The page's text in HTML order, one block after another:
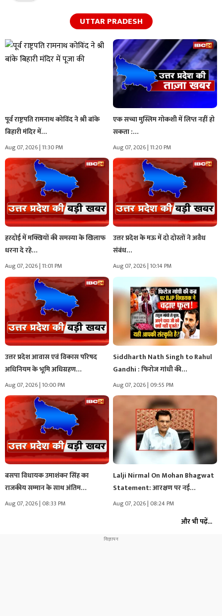
UTTAR PRADESH
पूर्व राष्ट्रपति रामनाथ कोविंद ने श्री बांके
बिहारी मंदिर में…
Aug 07, 2026 | 11:30 PM
एक सच्चा मुस्लिम गोकशी में लिप्त नहीं हो
सकता :…
Aug 07, 2026 | 11:20 PM
हरदोई में मक्खियों की समस्या के खिलाफ
धरना दे रहे…
Aug 07, 2026 | 11:01 PM
उत्तर प्रदेश के मऊ में दो दोस्तों ने अवैध
संबंध…
Aug 07, 2026 | 10:14 PM
उत्तर प्रदेश आवास एवं विकास परिषद
अधिनियम के भूमि अधिग्रहण…
Aug 07, 2026 | 10:00 PM
Siddharth Nath Singh to Rahul
Gandhi : फिरोज गांधी की…
Aug 07, 2026 | 09:55 PM
बसपा विधायक उमाशंकर सिंह का
राजकीय सम्मान के साथ अंतिम…
Aug 07, 2026 | 08:33 PM
Lalji Nirmal On Mohan Bhagwat
Statement: आरक्षण पर नई
सियासत!…मोहन…
Aug 07, 2026 | 08:24 PM
और भी पढ़ें...